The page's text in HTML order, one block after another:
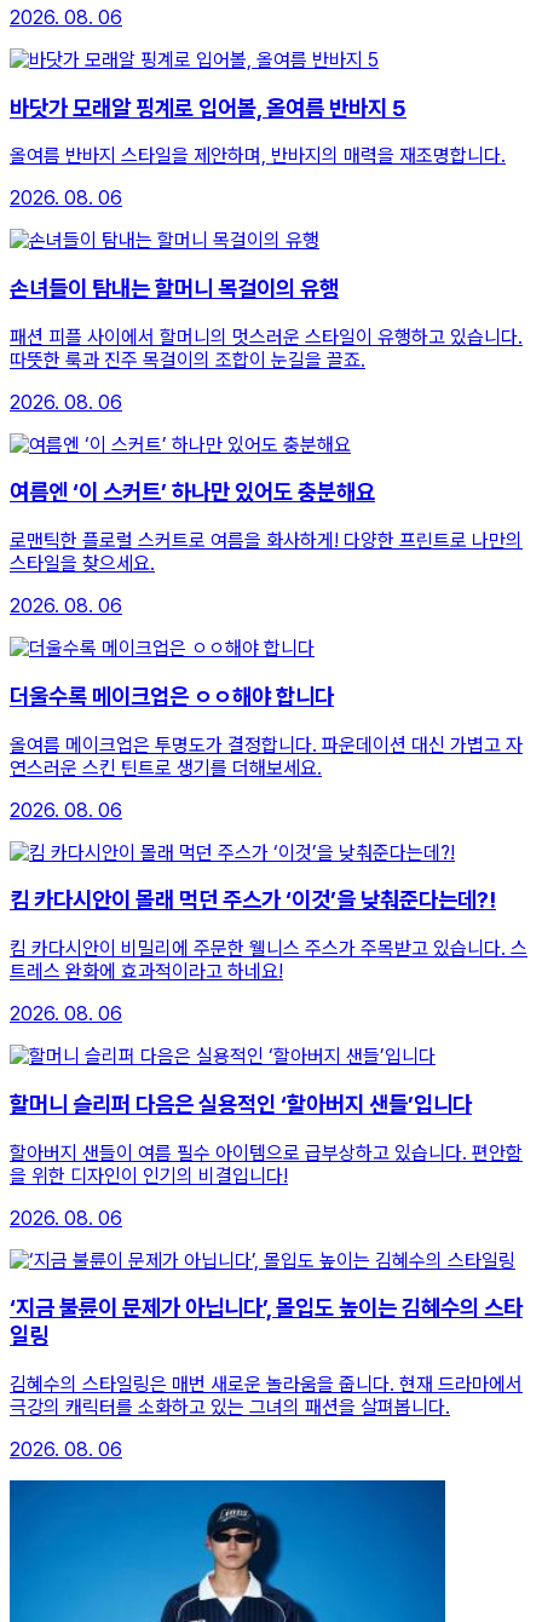
2026. 08. 06
바닷가 모래알 핑계로 입어볼, 올여름 반바지 5
올여름 반바지 스타일을 제안하며, 반바지의 매력을 재조명합니다.
2026. 08. 06
손녀들이 탐내는 할머니 목걸이의 유행
패션 피플 사이에서 할머니의 멋스러운 스타일이 유행하고 있습니다.
따뜻한 룩과 진주 목걸이의 조합이 눈길을 끌죠.
2026. 08. 06
여름엔 ‘이 스커트’ 하나만 있어도 충분해요
로맨틱한 플로럴 스커트로 여름을 화사하게! 다양한 프린트로 나만의
스타일을 찾으세요.
2026. 08. 06
더울수록 메이크업은 ㅇㅇ해야 합니다
올여름 메이크업은 투명도가 결정합니다. 파운데이션 대신 가볍고 자
연스러운 스킨 틴트로 생기를 더해보세요.
2026. 08. 06
킴 카다시안이 몰래 먹던 주스가 ‘이것’을 낮춰준다는데?!
킴 카다시안이 비밀리에 주문한 웰니스 주스가 주목받고 있습니다. 스
트레스 완화에 효과적이라고 하네요!
2026. 08. 06
할머니 슬리퍼 다음은 실용적인 ‘할아버지 샌들’입니다
할아버지 샌들이 여름 필수 아이템으로 급부상하고 있습니다. 편안함
을 위한 디자인이 인기의 비결입니다!
2026. 08. 06
‘지금 불륜이 문제가 아닙니다’, 몰입도 높이는 김혜수의 스타
일링
김혜수의 스타일링은 매번 새로운 놀라움을 줍니다. 현재 드라마에서
극강의 캐릭터를 소화하고 있는 그녀의 패션을 살펴봅니다.
2026. 08. 06